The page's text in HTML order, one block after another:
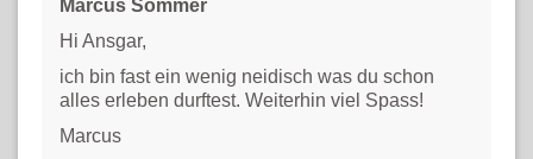
Marcus Sommer
Hi Ansgar,
ich bin fast ein wenig neidisch was du schon
alles erleben durftest. Weiterhin viel Spass!
Marcus